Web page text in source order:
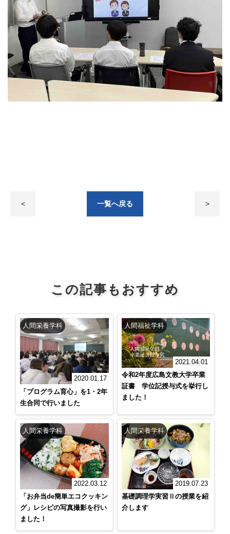
< 一覧へ戻る >
この記事もおすすめ
人間栄養学科
2020.01.17
「プログラム育心」を1・2年
生合同で行いました
人間福祉学科
2021.04.01
令和2年度広島文教大学卒業
証書 学位記授与式を挙行し
ました！
人間栄養学科
2022.03.12
「お弁当de簡単エコクッキン
グ」レシピの写真撮影を行い
ました！
人間栄養学科
2019.07.23
基礎調理学実習Ⅱの授業を紹
介します